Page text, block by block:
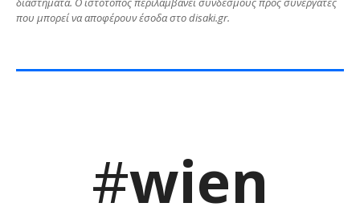
που μπορεί να αποφέρουν έσοδα στο disaki.gr.
#wien